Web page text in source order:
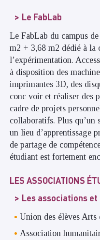
Le FabLab
Le FabLab du campus
m2 + 3,68 m2 dédié à la
l’expérimentation.
à disposition des
imprimantes 3D, des
conc voir et réaliser des
cadre de projets
collaboratifs. Plus qu’un
un lieu d’apprentissage
de partage de
étudiant est fortement
LES ASSOCIATIONS
Les associations
Union des élèves
Association